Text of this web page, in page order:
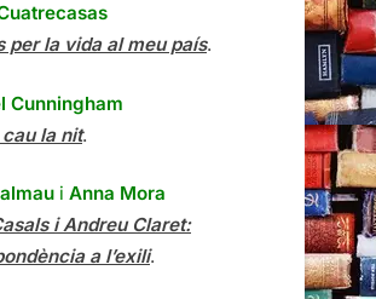
per la vida al meu país.
Cunningham
cau la nit.
i Anna Mora
i Andreu Claret:
a l’exili.